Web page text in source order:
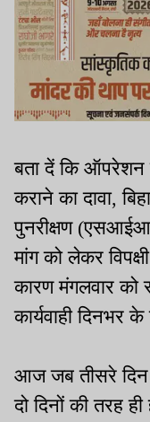
बता दें कि ऑपरेशन
कराने का दावा,
पुनरीक्षण
मांग को लेकर
कारण मंगलवार को
कार्यवाही दिनभर
आज जब तीसरे दिन
दो दिनों की तरह ही